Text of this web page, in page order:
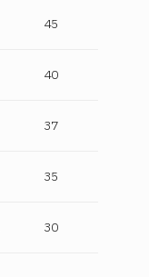
45
40
37
35
30